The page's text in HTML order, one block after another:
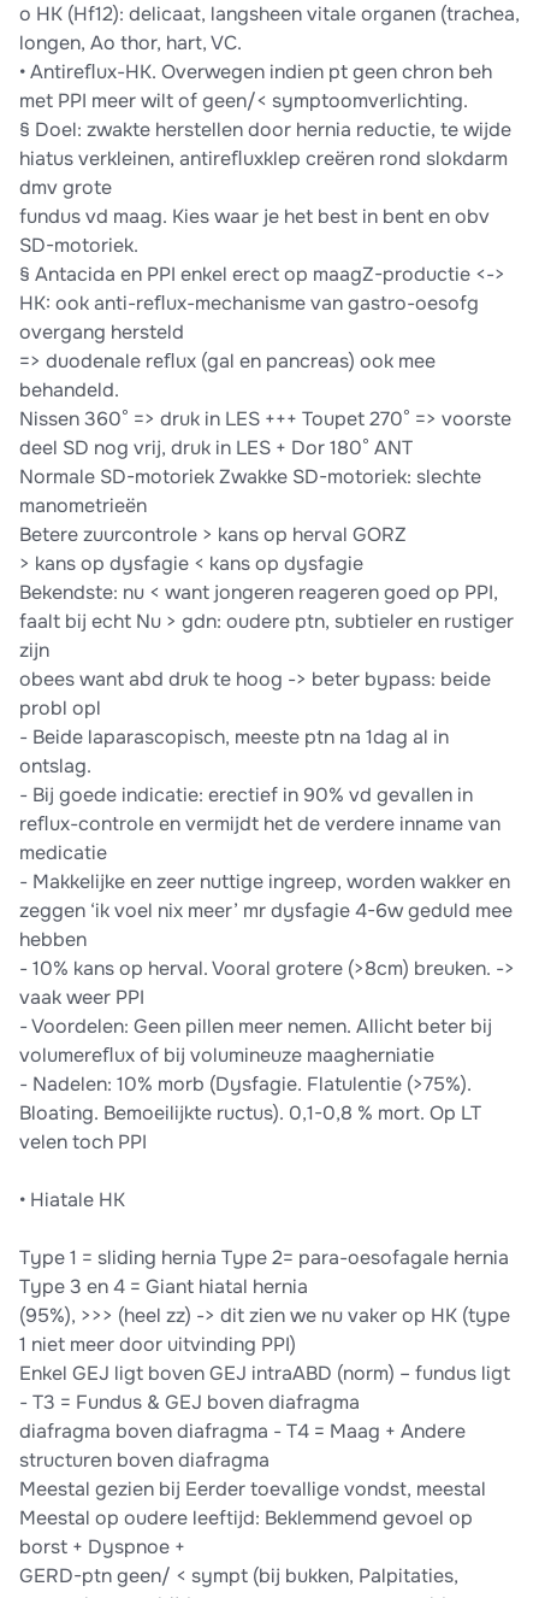
o HK (Hf12): delicaat, langsheen vitale organen (trachea,
longen, Ao thor, hart, VC.
• Antireﬂux-HK. Overwegen indien pt geen chron beh
met PPI meer wilt of geen/< symptoomverlichting.
§ Doel: zwakte herstellen door hernia reductie, te wijde
hiatus verkleinen, antireﬂuxklep creëren rond slokdarm
dmv grote
fundus vd maag. Kies waar je het best in bent en obv
SD-motoriek.
§ Antacida en PPI enkel erect op maagZ-productie <->
HK: ook anti-reﬂux-mechanisme van gastro-oesofg
overgang hersteld
=> duodenale reﬂux (gal en pancreas) ook mee
behandeld.
Nissen 360° => druk in LES +++ Toupet 270° => voorste
deel SD nog vrij, druk in LES + Dor 180° ANT
Normale SD-motoriek Zwakke SD-motoriek: slechte
manometrieën
Betere zuurcontrole > kans op herval GORZ
> kans op dysfagie < kans op dysfagie
Bekendste: nu < want jongeren reageren goed op PPI,
faalt bij echt Nu > gdn: oudere ptn, subtieler en rustiger
zijn
obees want abd druk te hoog -> beter bypass: beide
probl opl
- Beide laparascopisch, meeste ptn na 1dag al in
ontslag.
- Bij goede indicatie: erectief in 90% vd gevallen in
reﬂux-controle en vermijdt het de verdere inname van
medicatie
- Makkelijke en zeer nuttige ingreep, worden wakker en
zeggen ‘ik voel nix meer’ mr dysfagie 4-6w geduld mee
hebben
- 10% kans op herval. Vooral grotere (>8cm) breuken. ->
vaak weer PPI
- Voordelen: Geen pillen meer nemen. Allicht beter bij
volumereﬂux of bij volumineuze maagherniatie
- Nadelen: 10% morb (Dysfagie. Flatulentie (>75%).
Bloating. Bemoeilijkte ructus). 0,1-0,8 % mort. Op LT
velen toch PPI
• Hiatale HK
Type 1 = sliding hernia Type 2= para-oesofagale hernia
Type 3 en 4 = Giant hiatal hernia
(95%), >>> (heel zz) -> dit zien we nu vaker op HK (type
1 niet meer door uitvinding PPI)
Enkel GEJ ligt boven GEJ intraABD (norm) – fundus ligt
- T3 = Fundus & GEJ boven diafragma
diafragma boven diafragma - T4 = Maag + Andere
structuren boven diafragma
Meestal gezien bij Eerder toevallige vondst, meestal
Meestal op oudere leeftijd: Beklemmend gevoel op
borst + Dyspnoe +
GERD-ptn geen/ < sympt (bij bukken, Palpitaties,